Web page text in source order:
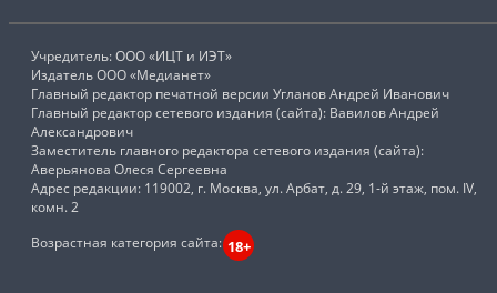
Учредитель: ООО «ИЦТ и ИЭТ»
Издатель ООО «Медианет»
Главный редактор печатной версии Угланов Андрей Иванович
Главный редактор сетевого издания (сайта): Вавилов Андрей
Александрович
Заместитель главного редактора сетевого издания (сайта):
Аверьянова Олеся Сергеевна
Адрес редакции: 119002, г. Москва, ул. Арбат, д. 29, 1-й этаж, пом. IV,
комн. 2
Возрастная категория сайта: 18+